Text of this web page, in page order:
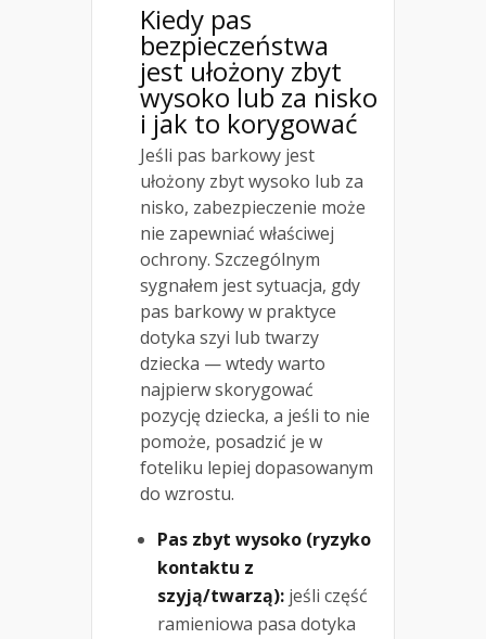
Kiedy pas
bezpieczeństwa
jest ułożony zbyt
wysoko lub za nisko
i jak to korygować
Jeśli pas barkowy jest
ułożony zbyt wysoko lub za
nisko, zabezpieczenie może
nie zapewniać właściwej
ochrony. Szczególnym
sygnałem jest sytuacja, gdy
pas barkowy w praktyce
dotyka szyi lub twarzy
dziecka — wtedy warto
najpierw skorygować
pozycję dziecka, a jeśli to nie
pomoże, posadzić je w
foteliku lepiej dopasowanym
do wzrostu.
Pas zbyt wysoko (ryzyko
kontaktu z
szyją/twarzą): jeśli część
ramieniowa pasa dotyka